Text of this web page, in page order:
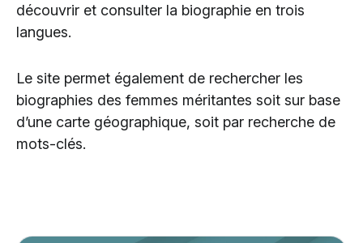
découvrir et consulter la biographie en trois
langues.
Le site permet également de rechercher les
biographies des femmes méritantes soit sur base
d’une carte géographique, soit par recherche de
mots-clés.